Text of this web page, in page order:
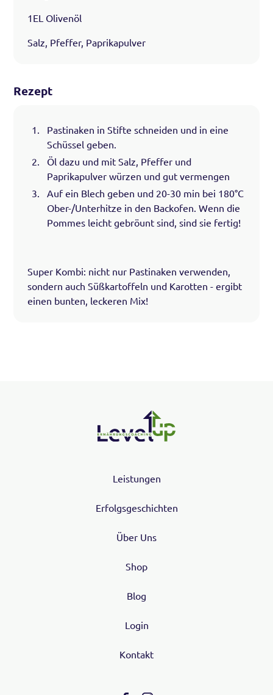
1EL Olivenöl
Salz, Pfeffer, Paprikapulver
Rezept
Pastinaken in Stifte schneiden und in eine
Schüssel geben.
Öl dazu und mit Salz, Pfeffer und
Paprikapulver würzen und gut vermengen
Auf ein Blech geben und 20-30 min bei 180°C
Ober-/Unterhitze in den Backofen. Wenn die
Pommes leicht gebröunt sind, sind sie fertig!
Super Kombi: nicht nur Pastinaken verwenden,
sondern auch Süßkartoffeln und Karotten - ergibt
einen bunten, leckeren Mix!
Leistungen
Erfolgsgeschichten
Über Uns
Shop
Blog
Login
Kontakt